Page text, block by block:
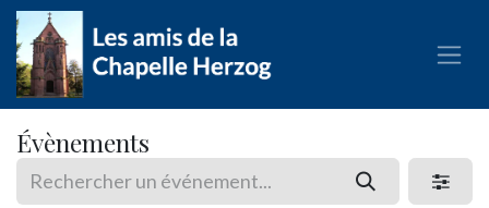
Se rendre au contenu
Évènements